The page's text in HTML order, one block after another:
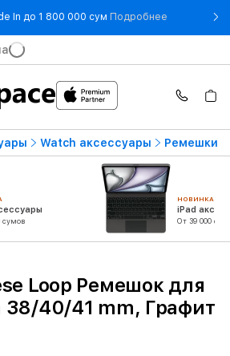
In до 1 800 000 сум Подробнее- Выгода в
Watch аксессуары Ремешки
сумов
НОВИНКА
iPad
От 39 000
Loop Ремешок для
38/40/41 mm, Графит